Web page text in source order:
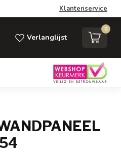
Klantenservice
Verlanglijst
0